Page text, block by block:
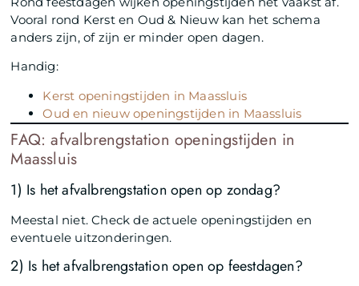
Vooral rond Kerst en Oud & Nieuw kan het schema
anders zijn, of zijn er minder open dagen.
Handig:
Kerst openingstijden in Maassluis
Oud en nieuw openingstijden in Maassluis
FAQ: afvalbrengstation openingstijden in
Maassluis
1) Is het afvalbrengstation open op zondag?
Meestal niet. Check de actuele openingstijden en
eventuele uitzonderingen.
2) Is het afvalbrengstation open op feestdagen?